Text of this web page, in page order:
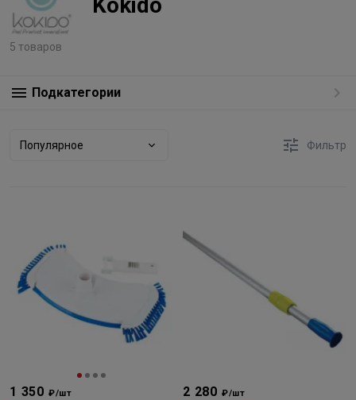
5 товаров
Подкатегории
Популярное Фильтр
1 350 ₽/шт 2 280 ₽/шт